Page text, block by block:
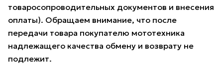
товаросопроводительных документов и внесения
оплаты). Обращаем внимание, что после
передачи товара покупателю мототехника
надлежащего качества обмену и возврату не
подлежит.